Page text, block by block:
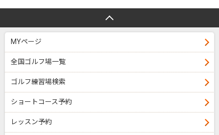
MYページ
全国ゴルフ場一覧
ゴルフ練習場検索
ショートコース予約
レッスン予約